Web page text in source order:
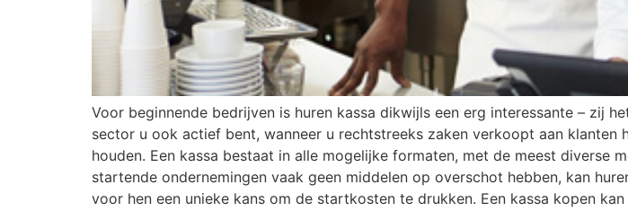
Voor beginnende bedrijven is huren kassa dikwijls een erg interessante – zij
sector u ook actief bent, wanneer u rechtstreeks zaken verkoopt aan
houden. Een kassa bestaat in alle mogelijke formaten, met de meest diverse
startende ondernemingen vaak geen middelen op overschot hebben, kan
voor hen een unieke kans om de startkosten te drukken. Een kassa kopen